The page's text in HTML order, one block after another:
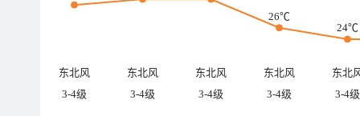
26℃
24℃
东北风 东北风 东北风 东北风
东北
3-4级
3-4级 3-4级 3-4级 3-4级